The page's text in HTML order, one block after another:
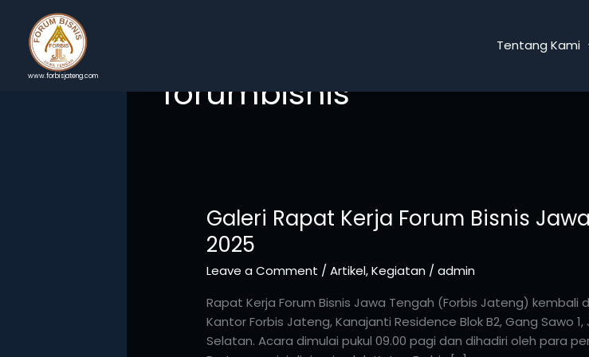
content
www.forbisjateng.com
Tentang Kami
forumbisnis
Galeri Rapat Kerja Forum Bisnis
2025
Leave a Comment / Artikel,Kegiatan / admin
Rapat Kerja Forum Bisnis Jawa Tengah (Forbis Jateng)
Kantor Forbis Jateng, Kanajanti Residence Blok B2, Gang Sawo
Selatan. Acara dimulai pukul 09.00 pagi dan dihadiri oleh para